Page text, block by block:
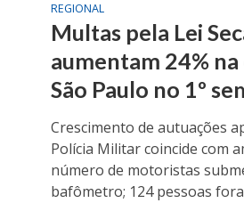
REGIONAL
Multas pela Lei
aumentam 24%
São Paulo no 1º
Crescimento de autuações
Polícia Militar coincide com
número de motoristas
bafômetro; 124 pessoas